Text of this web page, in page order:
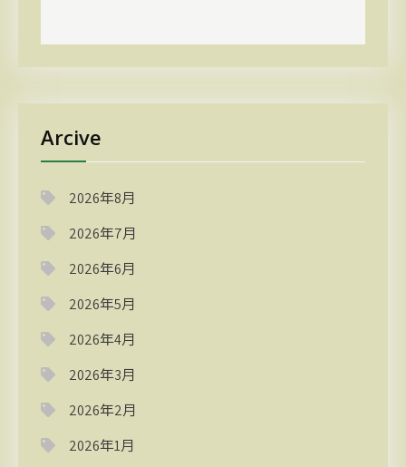
Arcive
2026年8月
2026年7月
2026年6月
2026年5月
2026年4月
2026年3月
2026年2月
2026年1月